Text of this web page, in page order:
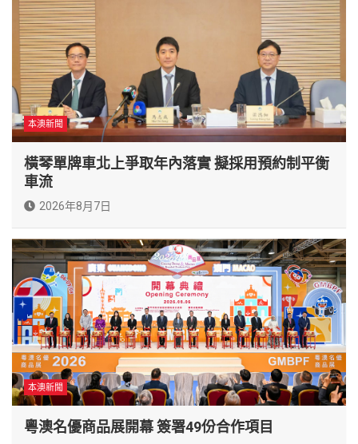
本澳新聞
橫琴單牌車北上爭取年內落實 擬採用預約制平衡
車流
2026年8月7日
本澳新聞
粵澳名優商品展開幕 簽署49份合作項目